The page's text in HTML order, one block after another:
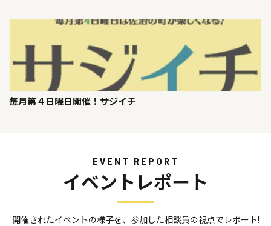
毎月第４日曜日開催！サジイチ
EVENT REPORT
イベントレポート
開催されたイベントの様子を、参加した相談員の視点でレポート!